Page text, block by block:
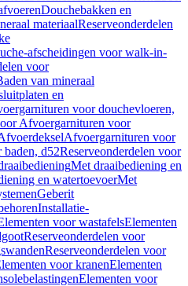
Douchebakken en
materiaalReserveonderdelen
afscheidingen voor walk-in-
voor
van mineraal
en
voor douchevloeren,
Afvoergarnituren voor
Afvoergarnituren voor
d52Reserveonderdelen voor
Met draaibediening en
en watertoevoerMet
Geberit
Installatie-
voor wastafelsElementen
Reserveonderdelen voor
Reserveonderdelen voor
voor kranenElementen
Elementen voor